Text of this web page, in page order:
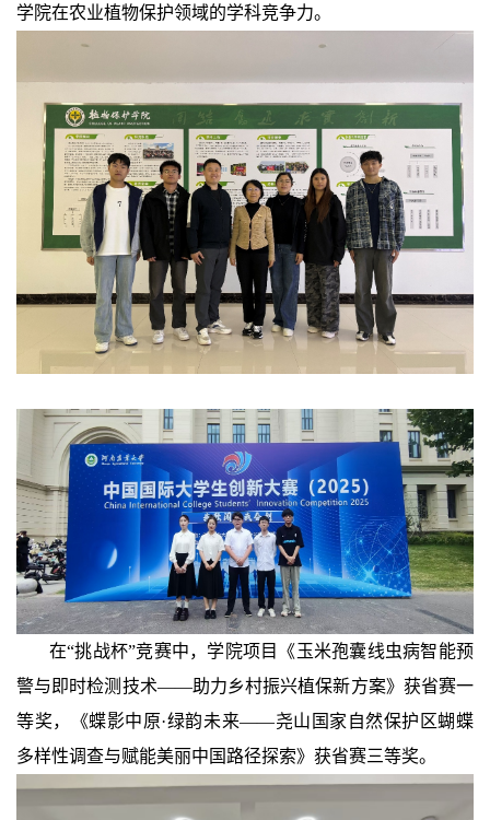
学院在农业植物保护领域的学科竞争力。
在“挑战杯”竞赛中，学院项目《玉米孢囊线虫病智能预
警与即时检测技术——助力乡村振兴植保新方案》获省赛一
等奖，《蝶影中原·绿韵未来——尧山国家自然保护区蝴蝶
多样性调查与赋能美丽中国路径探索》获省赛三等奖。